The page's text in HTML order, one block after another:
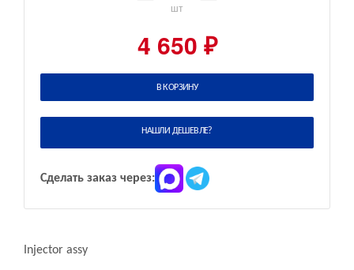
шт
4 650 ₽
В КОРЗИНУ
НАШЛИ ДЕШЕВЛЕ?
Сделать заказ через:
Injector assy